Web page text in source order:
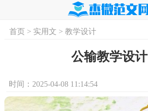
首页 实用文
首页> 实用文 > 教学设计
公输教学设计
时间：2025-04-08 11:14:54